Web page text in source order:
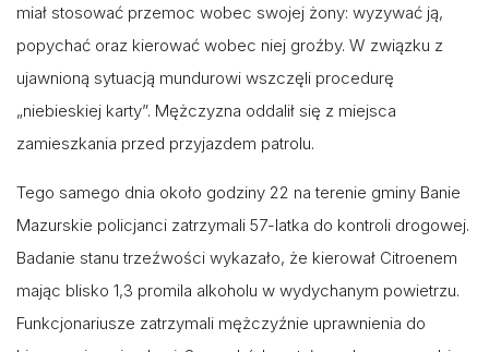
miał stosować przemoc wobec swojej żony: wyzywać ją,
popychać oraz kierować wobec niej groźby. W związku z
ujawnioną sytuacją mundurowi wszczęli procedurę
„niebieskiej karty”. Mężczyzna oddalił się z miejsca
zamieszkania przed przyjazdem patrolu.
Tego samego dnia około godziny 22 na terenie gminy Banie
Mazurskie policjanci zatrzymali 57-latka do kontroli drogowej.
Badanie stanu trzeźwości wykazało, że kierował Citroenem
mając blisko 1,3 promila alkoholu w wydychanym powietrzu.
Funkcjonariusze zatrzymali mężczyźnie uprawnienia do